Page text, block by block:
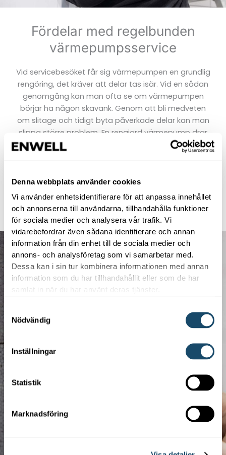
Denna webbplats använder cookies
Vi använder enhetsidentifierare för att anpassa innehållet
och annonserna till användarna, tillhandahålla funktioner
för sociala medier och analysera vår trafik. Vi
vidarebefordrar även sådana identifierare och annan
information från din enhet till de sociala medier och
annons- och analysföretag som vi samarbetar med.
Dessa kan i sin tur kombinera informationen med annan
information som du har tillhandahållit eller som de har
samlat in när du har använt deras tjänster.
Nödvändig
Inställningar
Statistik
Marknadsföring
Fördelar med regelbunden
värmepumpsservice
Vid servicebesöket får sig värmepumpen en grundlig
rengöring, det kräver att delar tas isär. Vid en sådan
genomgång kan man ofta se om värmepumpen
börjar ha någon skavank. Genom att bli medveten
om slitage och tidigt byta påverkade delar kan man
slippa större problem. En rengjord värmepump drar
också mindre energi än en med damm och